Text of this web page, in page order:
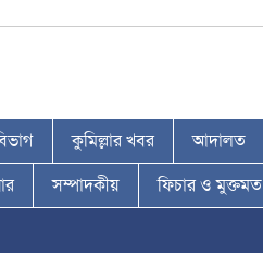
কুমিল্লার খবর আদালত
সম্পাদকীয় ফিচার ও মুক্তমত